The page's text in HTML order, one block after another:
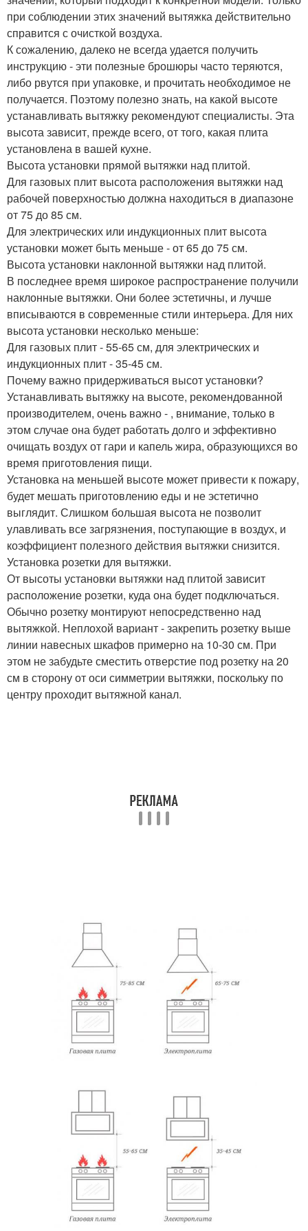
при соблюдении этих значений вытяжка действительно
справится с очисткой воздуха.
К сожалению, далеко не всегда удается получить
инструкцию - эти полезные брошюры часто теряются,
либо рвутся при упаковке, и прочитать необходимое не
получается. Поэтому полезно знать, на какой высоте
устанавливать вытяжку рекомендуют специалисты. Эта
высота зависит, прежде всего, от того, какая плита
установлена в вашей кухне.
Высота установки прямой вытяжки над плитой.
Для газовых плит высота расположения вытяжки над
рабочей поверхностью должна находиться в диапазоне
от 75 до 85 см.
Для электрических или индукционных плит высота
установки может быть меньше - от 65 до 75 см.
Высота установки наклонной вытяжки над плитой.
В последнее время широкое распространение получили
наклонные вытяжки. Они более эстетичны, и лучше
вписываются в современные стили интерьера. Для них
высота установки несколько меньше:
Для газовых плит - 55-65 см, для электрических и
индукционных плит - 35-45 см.
Почему важно придерживаться высот установки?
Устанавливать вытяжку на высоте, рекомендованной
производителем, очень важно - , внимание, только в
этом случае она будет работать долго и эффективно
очищать воздух от гари и капель жира, образующихся во
время приготовления пищи.
Установка на меньшей высоте может привести к пожару,
будет мешать приготовлению еды и не эстетично
выглядит. Слишком большая высота не позволит
улавливать все загрязнения, поступающие в воздух, и
коэффициент полезного действия вытяжки снизится.
Установка розетки для вытяжки.
От высоты установки вытяжки над плитой зависит
расположение розетки, куда она будет подключаться.
Обычно розетку монтируют непосредственно над
вытяжкой. Неплохой вариант - закрепить розетку выше
линии навесных шкафов примерно на 10-30 см. При
этом не забудьте сместить отверстие под розетку на 20
см в сторону от оси симметрии вытяжки, поскольку по
центру проходит вытяжной канал.